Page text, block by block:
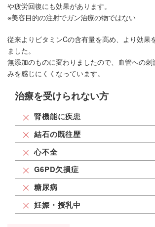
や疲労回復にも効果があります。
※美容目的の注射でガン治療の物ではない
従来よりビタミンCの含有量を高め、より効果
ました。
無添加のものに変わりましたので、血管への
みを感じにくくなっています。
治療を受けられない方
腎機能に疾患
結石の既往歴
心不全
G6PD欠損症
糖尿病
妊娠・授乳中